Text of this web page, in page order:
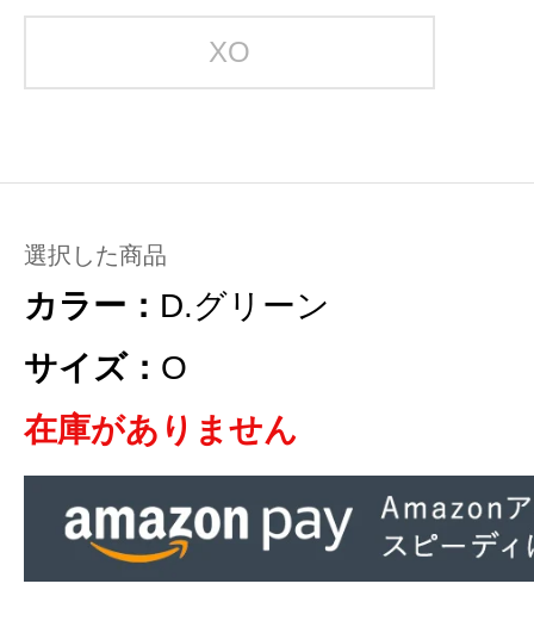
XO
選択した商品
カラー： D.グリーン
サイズ： O
在庫がありません